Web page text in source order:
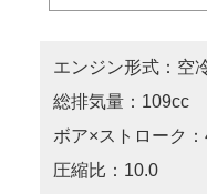
エンジン形式：空
総排気量：109cc
ボア×ストローク
圧縮比：10.0